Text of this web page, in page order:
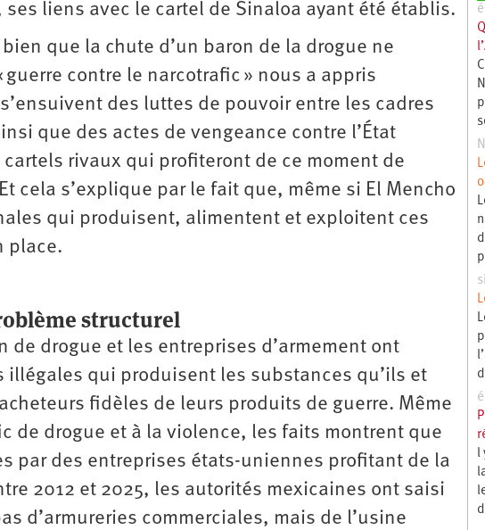
liens avec le cartel de Sinaloa ayant été établis.
que la chute d’un baron de la drogue ne
contre le narcotrafic » nous a appris
des luttes de pouvoir entre les cadres
que des actes de vengeance contre l’État
rivaux qui profiteront de ce moment de
cela s’explique par le fait que, même si El Mencho
qui produisent, alimentent et exploitent ces
place.
structurel
de drogue et les entreprises d’armement ont
illégales qui produisent les substances qu’ils et
fidèles de leurs produits de guerre. Même
de drogue et à la violence, les faits montrent que
par des entreprises états-uniennes profitant de la
2012 et 2025, les autorités mexicaines ont saisi
d’armureries commerciales, mais de l’usine
l